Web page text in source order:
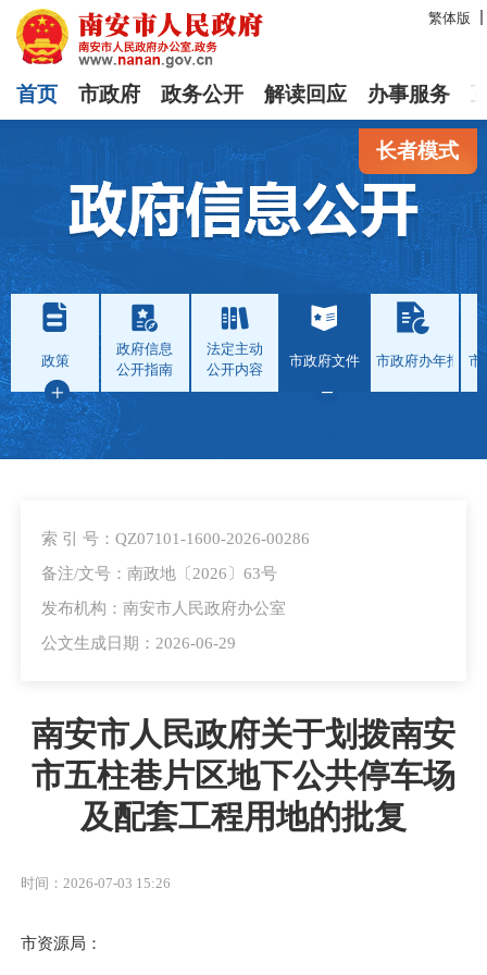
繁体版
首页 市政府 政务公开 解读回应 办事服务
长者模式
政策
政府信息
公开指南
法定主动
公开内容
市政府文件 市政府办年报 市
索 引 号：QZ07101-1600-2026-00286
备注/文号：南政地〔2026〕63号
发布机构：南安市人民政府办公室
公文生成日期：2026-06-29
南安市人民政府关于划拨南安
市五柱巷片区地下公共停车场
及配套工程用地的批复
时间：2026-07-03 15:26
市资源局：